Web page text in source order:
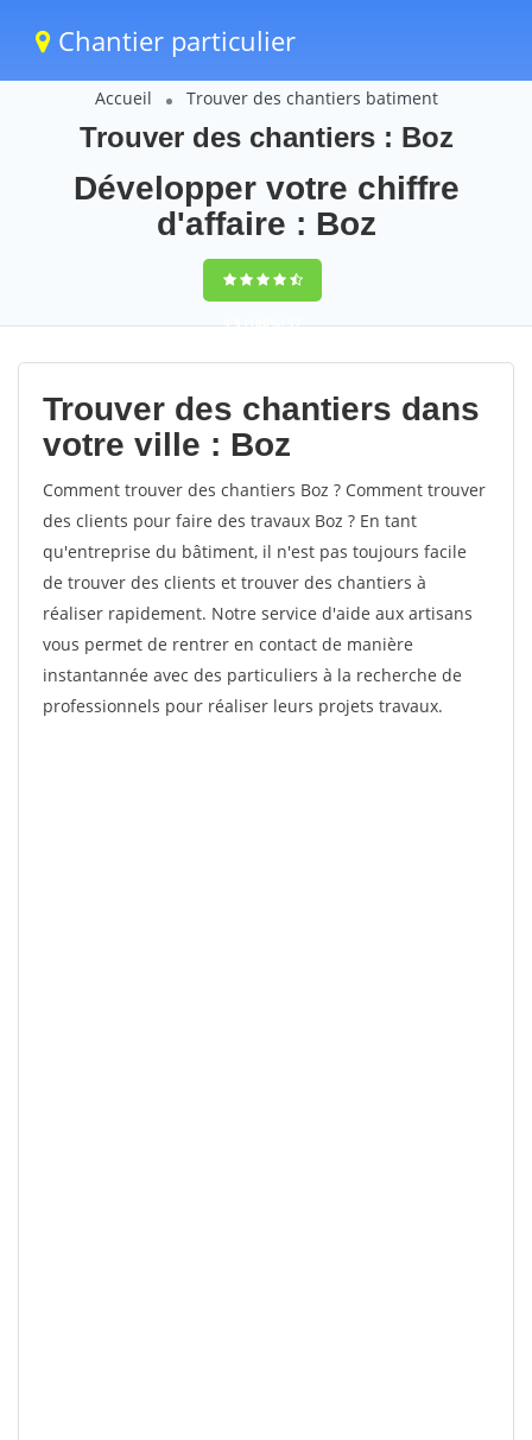
Chantier particulier
Accueil Trouver des chantiers batiment
Trouver des chantiers : Boz
Développer votre chiffre
d'affaire : Boz
9,5(100%)57
votes
Trouver des chantiers dans
votre ville : Boz
Comment trouver des chantiers Boz ? Comment trouver
des clients pour faire des travaux Boz ? En tant
qu'entreprise du bâtiment, il n'est pas toujours facile
de trouver des clients et trouver des chantiers à
réaliser rapidement. Notre service d'aide aux artisans
vous permet de rentrer en contact de manière
instantannée avec des particuliers à la recherche de
professionnels pour réaliser leurs projets travaux.